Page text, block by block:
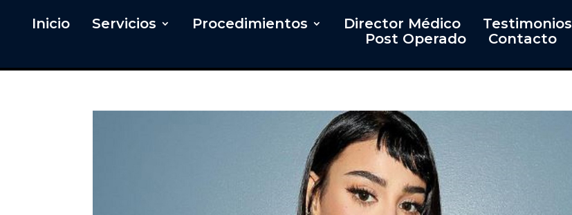
Inicio Servicios Procedimientos Director Médico Testimonios
Post Operado
Contacto